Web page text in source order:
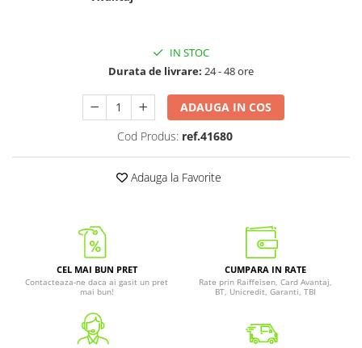
IN STOC
Durata de livrare: 24 - 48 ore
ADAUGA IN COS
Cod Produs: ref.41680
Adauga la Favorite
CEL MAI BUN PRET
Contacteaza-ne daca ai gasit un pret
mai bun!
CUMPARA IN RATE
Rate prin Raiffeisen, Card Avantaj,
BT, Unicredit, Garanti, TBI